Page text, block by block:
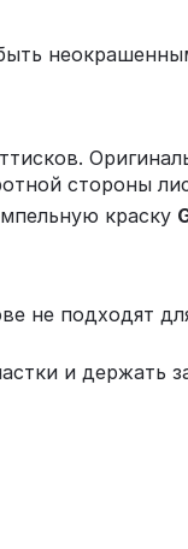
стороны
краску
не подходят
и держать